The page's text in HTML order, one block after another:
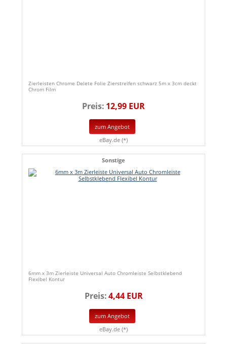
Zierleisten Chrome Delete Folie Zierstreifen schwarz 5m x 3cm deckt
Chrom Film
Preis: 12,99 EUR
zum Angebot
eBay.de (*)
Sonstige
6mm x 3m Zierleiste Universal Auto Chromleiste Selbstklebend
Flexibel Kontur
Preis:4,44 EUR
zum Angebot
eBay.de (*)